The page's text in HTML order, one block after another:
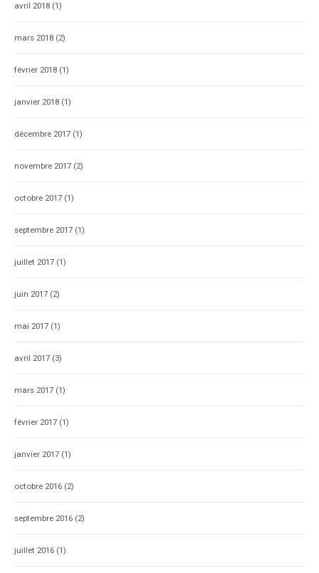
avril 2018 (1)
mars 2018 (2)
février 2018 (1)
janvier 2018 (1)
décembre 2017 (1)
novembre 2017 (2)
octobre 2017 (1)
septembre 2017 (1)
juillet 2017 (1)
juin 2017 (2)
mai 2017 (1)
avril 2017 (3)
mars 2017 (1)
février 2017 (1)
janvier 2017 (1)
octobre 2016 (2)
septembre 2016 (2)
juillet 2016 (1)